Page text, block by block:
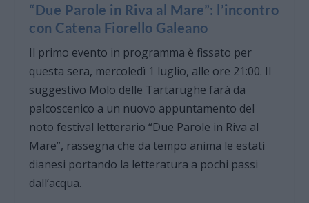
“Due Parole in Riva al Mare”: l’incontro
con Catena Fiorello Galeano
Il primo evento in programma è fissato per
questa sera, mercoledì 1 luglio, alle ore 21:00. Il
suggestivo Molo delle Tartarughe farà da
palcoscenico a un nuovo appuntamento del
noto festival letterario “Due Parole in Riva al
Mare”, rassegna che da tempo anima le estati
dianesi portando la letteratura a pochi passi
dall’acqua.